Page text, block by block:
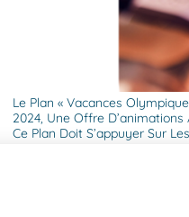
Le Plan « Vacances
2024, Une Offre
Ce Plan Doit S’appuyer Sur